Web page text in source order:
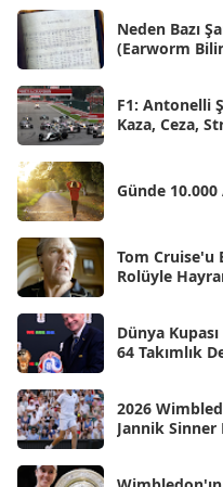
Ağu 2025
Tem 2025 [45]
Haz 2025
May 2025 [54]
Nis 2025
Mar 2025
Şub 2025 [57]
Oca 2025
Ara 2024 [25]
Kas 2024
Eki 2024 [46]
Eyl 2024
Neden Bazı
(Earworm
F1: Antonelli
Kaza, Ceza,
Günde
Tom Cruise'u
Rolüyle
Dünya
64 Takımlık
2026
Jannik Sinner